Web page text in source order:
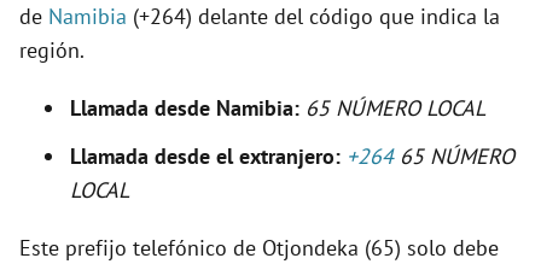
o
de Namibia (+264) delante del código que indica la
región.
Llamada desde Namibia: 65 NÚMERO LOCAL
Llamada desde el extranjero: +26465 NÚMERO
LOCAL
Este prefijo telefónico de Otjondeka (65) solo debe